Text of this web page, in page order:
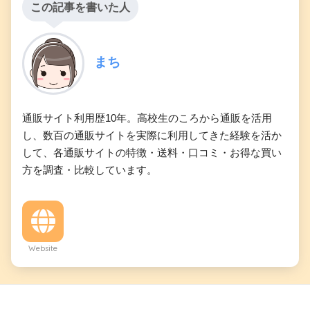
この記事を書いた人
まち
通販サイト利用歴10年。高校生のころから通販を活用
し、数百の通販サイトを実際に利用してきた経験を活か
して、各通販サイトの特徴・送料・口コミ・お得な買い
方を調査・比較しています。
Website